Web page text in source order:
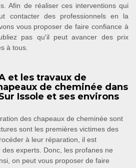
Afin de réaliser ces interventions qui
contacter des professionnels en la
vous proposer de faire confiance à
pas qu'il peut avancer des prix
à tous.
et les travaux de
de cheminée dans
Issole et ses environs
des chapeaux de cheminée sont
sont les premières victimes des
à leur réparation, il est
experts. Donc, les profanes ne
on peut vous proposer de faire